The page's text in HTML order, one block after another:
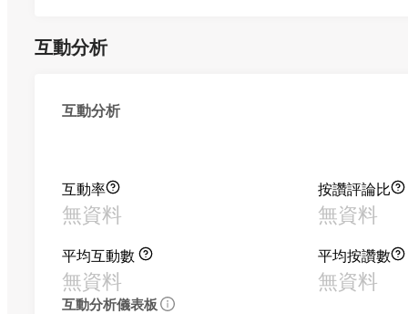
互動分析
互動分析
互動率
無資料
按讚評論比
無資料
平均互動數
無資料
平均按讚數
無資料
互動分析儀表板